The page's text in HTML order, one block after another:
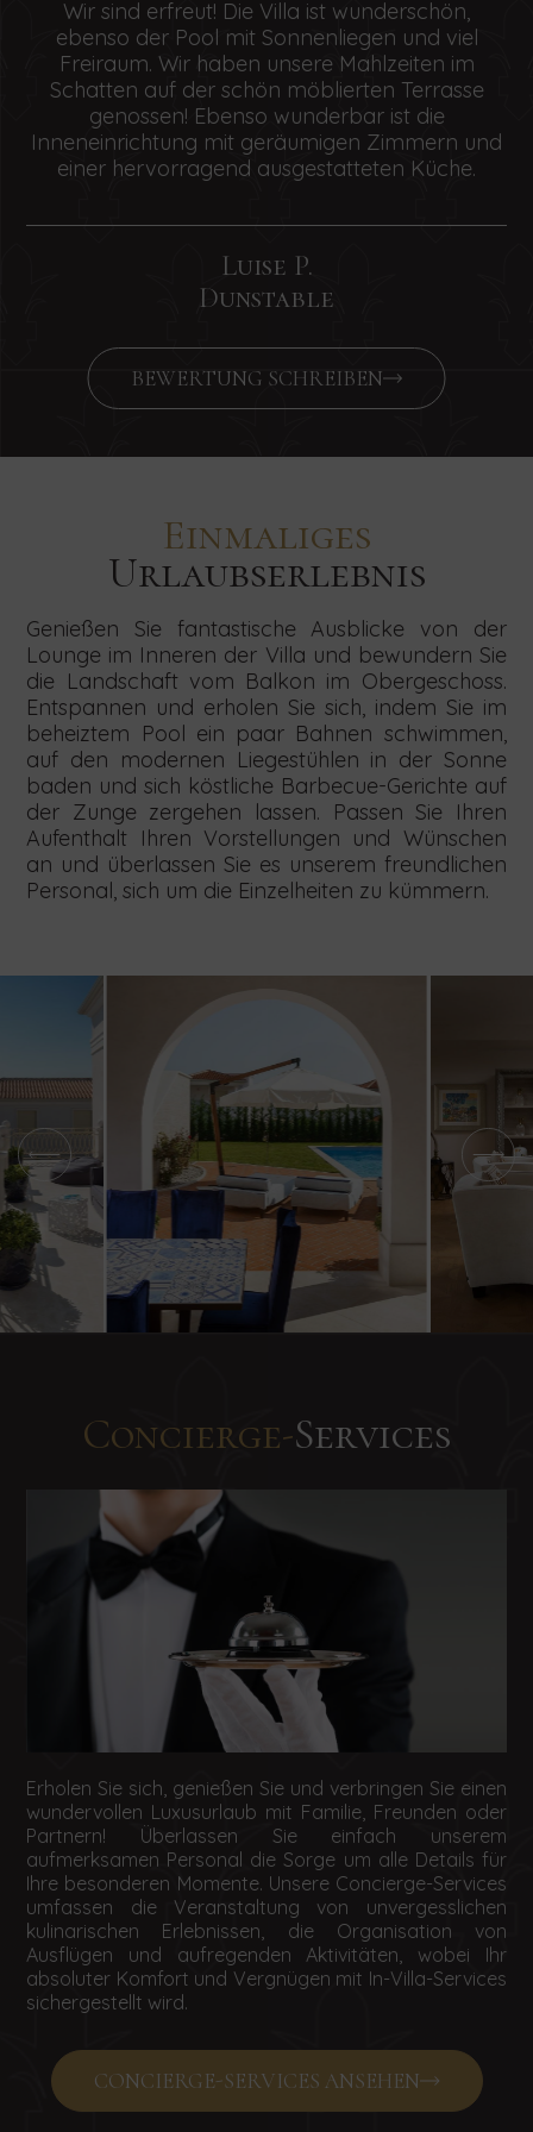
BEWERTUNG SCHREIBEN
Wir sind erfreut! Die Villa ist wunderschön,
ebenso der Pool mit Sonnenliegen und viel
Freiraum. Wir haben unsere Mahlzeiten im
Schatten auf der schön möblierten Terrasse
genossen! Ebenso wunderbar ist die
Inneneinrichtung mit geräumigen Zimmern und
einer hervorragend ausgestatteten Küche.
Luise P.
Dunstable
Einmaliges
Urlaubserlebnis
Genießen Sie fantastische Ausblicke von der
Lounge im Inneren der Villa und bewundern Sie
die Landschaft vom Balkon im Obergeschoss.
Entspannen und erholen Sie sich, indem Sie im
beheiztem Pool ein paar Bahnen schwimmen,
auf den modernen Liegestühlen in der Sonne
baden und sich köstliche Barbecue-Gerichte auf
der Zunge zergehen lassen. Passen Sie Ihren
Aufenthalt Ihren Vorstellungen und Wünschen
an und überlassen Sie es unserem freundlichen
Personal, sich um die Einzelheiten zu kümmern.
Concierge-Services
Erholen Sie sich, genießen Sie und verbringen Sie einen
wundervollen Luxusurlaub mit Familie, Freunden oder
Partnern! Überlassen Sie einfach unserem
aufmerksamen Personal die Sorge um alle Details für
Ihre besonderen Momente. Unsere Concierge-Services
umfassen die Veranstaltung von unvergesslichen
kulinarischen Erlebnissen, die Organisation von
Ausflügen und aufregenden Aktivitäten, wobei Ihr
absoluter Komfort und Vergnügen mit In-Villa-Services
sichergestellt wird.
CONCIERGE-SERVICES ANSEHEN